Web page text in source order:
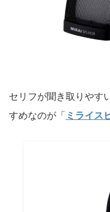
セリフが聞き取りやす
すめなのが「 ミライス